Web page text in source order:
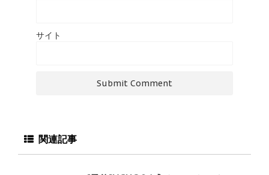
サイト
関連記事